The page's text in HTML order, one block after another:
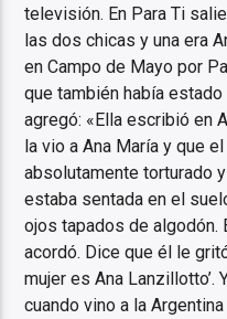
televisión. En Para Ti
las dos chicas y una era
en Campo de Mayo por
que también había
agregó: «Ella escribió en
la vio a Ana María y que
absolutamente torturado
estaba sentada en el
ojos tapados de
acordó. Dice que él le
mujer es Ana
cuando vino a la